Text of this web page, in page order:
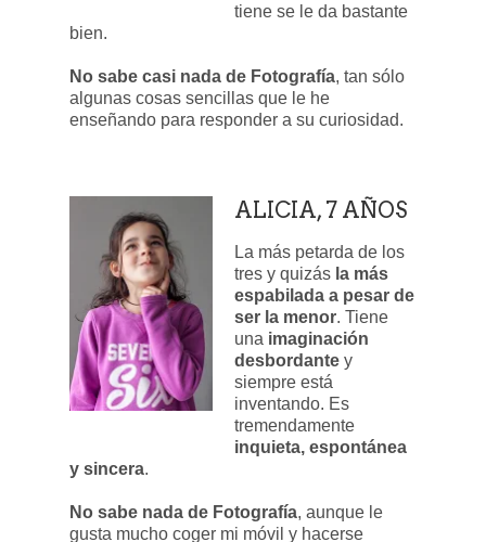
tiene se le da bastante
bien.
No sabe casi nada de Fotografía, tan sólo
algunas cosas sencillas que le he
enseñando para responder a su curiosidad.
ALICIA, 7 AÑOS
La más petarda de los
tres y quizás la más
espabilada a pesar de
ser la menor. Tiene
una imaginación
desbordante y
siempre está
inventando. Es
tremendamente
inquieta, espontánea
y sincera.
No sabe nada de Fotografía, aunque le
gusta mucho coger mi móvil y hacerse